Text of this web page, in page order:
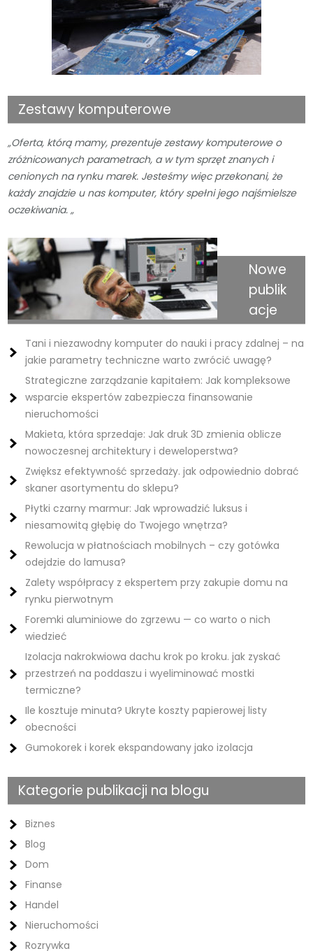
Zestawy komputerowe
„Oferta, którą mamy, prezentuje zestawy komputerowe o
zróżnicowanych parametrach, a w tym sprzęt znanych i
cenionych na rynku marek. Jesteśmy więc przekonani, że
każdy znajdzie u nas komputer, który spełni jego najśmielsze
oczekiwania. „
Nowe
publik
acje
Tani i niezawodny komputer do nauki i pracy zdalnej – na
jakie parametry techniczne warto zwrócić uwagę?
Strategiczne zarządzanie kapitałem: Jak kompleksowe
wsparcie ekspertów zabezpiecza finansowanie
nieruchomości
Makieta, która sprzedaje: Jak druk 3D zmienia oblicze
nowoczesnej architektury i deweloperstwa?
Zwiększ efektywność sprzedaży. jak odpowiednio dobrać
skaner asortymentu do sklepu?
Płytki czarny marmur: Jak wprowadzić luksus i
niesamowitą głębię do Twojego wnętrza?
Rewolucja w płatnościach mobilnych – czy gotówka
odejdzie do lamusa?
Zalety współpracy z ekspertem przy zakupie domu na
rynku pierwotnym
Foremki aluminiowe do zgrzewu — co warto o nich
wiedzieć
Izolacja nakrokwiowa dachu krok po kroku. jak zyskać
przestrzeń na poddaszu i wyeliminować mostki
termiczne?
Ile kosztuje minuta? Ukryte koszty papierowej listy
obecności
Gumokorek i korek ekspandowany jako izolacja
Kategorie publikacji na blogu
Biznes
Blog
Dom
Finanse
Handel
Nieruchomości
Rozrywka